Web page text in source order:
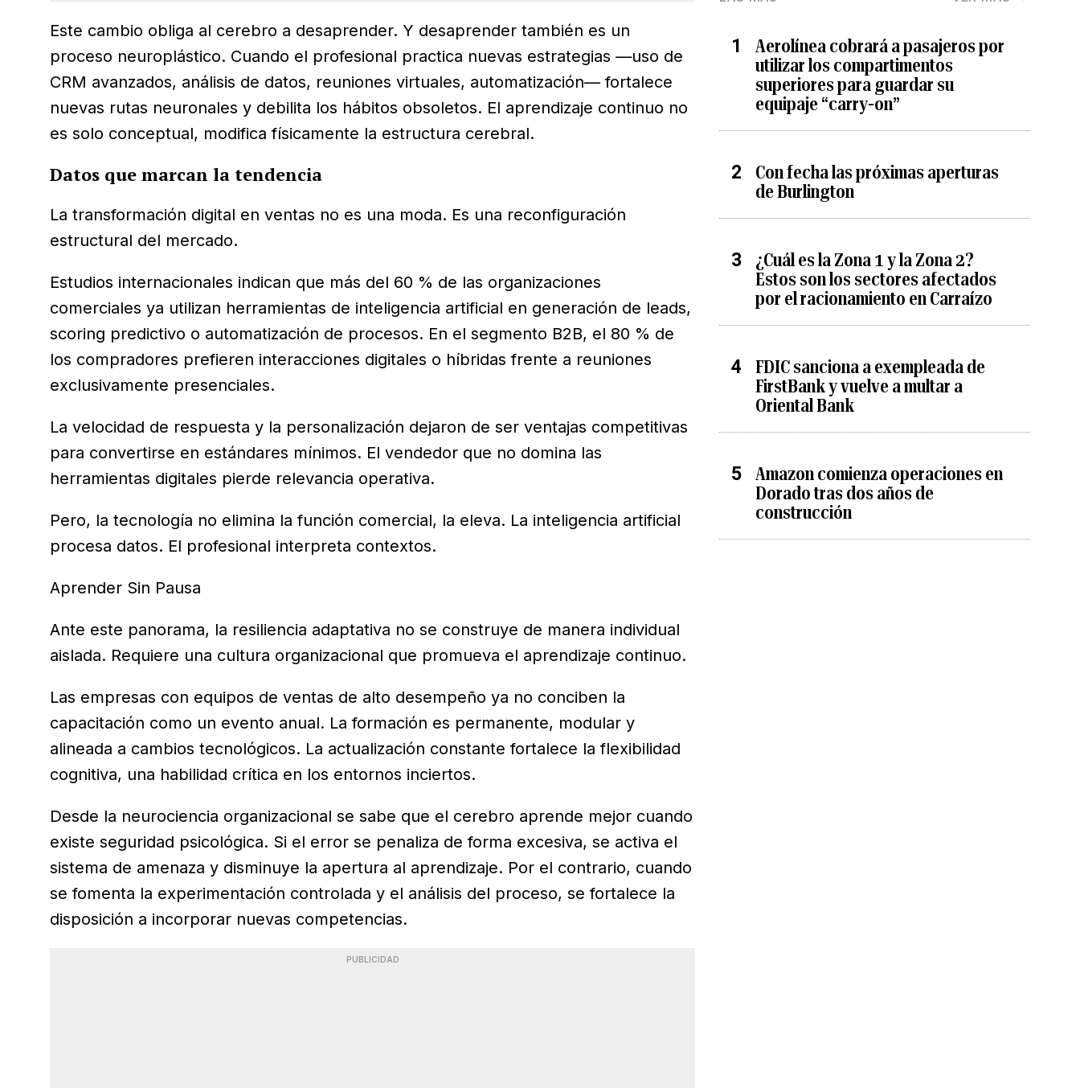
Este cambio obliga al cerebro a desaprender. Y desaprender también es un
proceso neuroplástico. Cuando el profesional practica nuevas estrategias —uso de
CRM avanzados, análisis de datos, reuniones virtuales, automatización— fortalece
nuevas rutas neuronales y debilita los hábitos obsoletos. El aprendizaje continuo no
es solo conceptual, modifica físicamente la estructura cerebral.
Datos que marcan la tendencia
La transformación digital en ventas no es una moda. Es una reconfiguración
estructural del mercado.
Estudios internacionales indican que más del 60 % de las organizaciones
comerciales ya utilizan herramientas de inteligencia artificial en generación de leads,
scoring predictivo o automatización de procesos. En el segmento B2B, el 80 % de
los compradores prefieren interacciones digitales o híbridas frente a reuniones
exclusivamente presenciales.
La velocidad de respuesta y la personalización dejaron de ser ventajas competitivas
para convertirse en estándares mínimos. El vendedor que no domina las
herramientas digitales pierde relevancia operativa.
Pero, la tecnología no elimina la función comercial, la eleva. La inteligencia artificial
procesa datos. El profesional interpreta contextos.
Aprender Sin Pausa
Ante este panorama, la resiliencia adaptativa no se construye de manera individual
aislada. Requiere una cultura organizacional que promueva el aprendizaje continuo.
Las empresas con equipos de ventas de alto desempeño ya no conciben la
capacitación como un evento anual. La formación es permanente, modular y
alineada a cambios tecnológicos. La actualización constante fortalece la flexibilidad
cognitiva, una habilidad crítica en los entornos inciertos.
Desde la neurociencia organizacional se sabe que el cerebro aprende mejor cuando
existe seguridad psicológica. Si el error se penaliza de forma excesiva, se activa el
sistema de amenaza y disminuye la apertura al aprendizaje. Por el contrario, cuando
se fomenta la experimentación controlada y el análisis del proceso, se fortalece la
disposición a incorporar nuevas competencias.
PUBLICIDAD
Aerolínea cobrará a pasajeros por
utilizar los compartimentos
superiores para guardar su
equipaje “carry-on”
Con fecha las próximas aperturas
de Burlington
¿Cuál es la Zona 1 y la Zona 2?
Estos son los sectores afectados
por el racionamiento en Carraízo
FDIC sanciona a exempleada de
FirstBank y vuelve a multar a
Oriental Bank
Amazon comienza operaciones en
Dorado tras dos años de
construcción